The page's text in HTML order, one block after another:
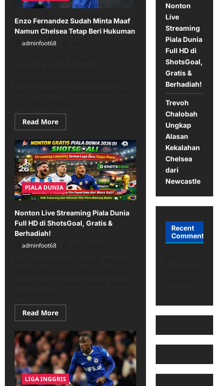
Besar
Enzo Fernandez Sudah Minta Maaf
Namun Chelsea Tetap Beri Hukuman
adminfoot68
Read MoreRead
more
Enzo
Fernandez
Sudah
Minta
Maaf
Namun
Chelsea
Tetap
Beri
Hukuman
PIALA DUNIA
Nonton Live Streaming Piala Dunia
Full HD di ShotsGoal, Gratis &
Berhadiah!
adminfoot68
Read MoreRead
more
Nonton
Live
Streaming
Piala
Dunia
Full
HD
di
LIGA INGGRIS
Nonton
Live
Streaming
Piala Dunia
Full HD di
ShotsGoal,
Gratis &
Berhadiah!
Trevoh
Chalobah
Ungkap
Alasan
Kekalahan
Chelsea
dari
Newcastle
Recent
Comments